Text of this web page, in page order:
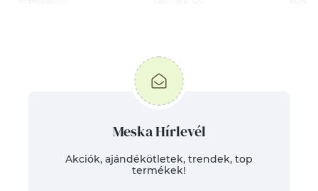
Meska Hírlevél
Akciók, ajándékötletek, trendek, top
termékek!